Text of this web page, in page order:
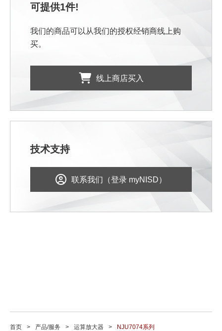
可提供1件!
我们的商品可以从我们的授权经销商线上购
买。
线上商店买入
技术支持
联系我们（登录 myNISD）
首页 产品/服务 运算放大器 NJU7074系列